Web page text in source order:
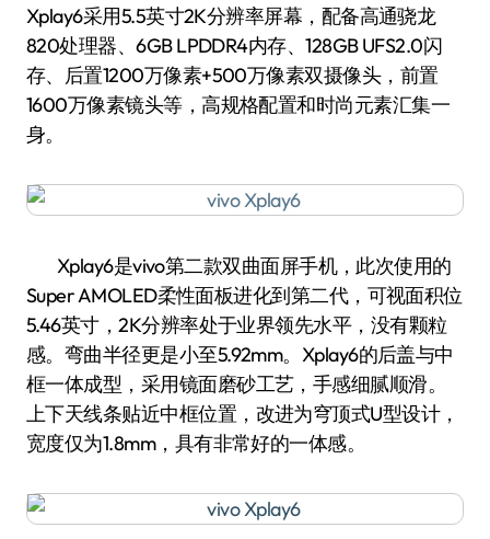
Xplay6采用5.5英寸2K分辨率屏幕，配备高通骁龙
820处理器、6GB LPDDR4内存、128GB UFS2.0闪
存、后置1200万像素+500万像素双摄像头，前置
1600万像素镜头等，高规格配置和时尚元素汇集一
身。
Xplay6是vivo第二款双曲面屏手机，此次使用的
Super AMOLED柔性面板进化到第二代，可视面积位
5.46英寸，2K分辨率处于业界领先水平，没有颗粒
感。弯曲半径更是小至5.92mm。Xplay6的后盖与中
框一体成型，采用镜面磨砂工艺，手感细腻顺滑。
上下天线条贴近中框位置，改进为穹顶式U型设计，
宽度仅为1.8mm，具有非常好的一体感。